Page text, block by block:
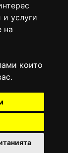
услуги
на
които
.
в националния
национална
за марка